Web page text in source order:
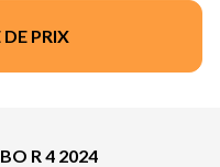
PRIX
R 4 2024